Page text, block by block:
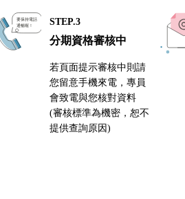
STEP.3
分期資格審核中
若頁面提示審核中則請
您留意手機來電，專員
會致電與您核對資料
(審核標準為機密，恕不
提供查詢原因)